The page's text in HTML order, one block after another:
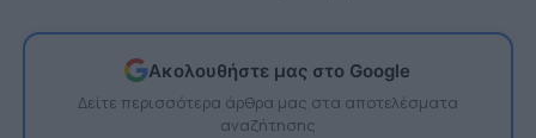
Ακολουθήστε μας στο Google
Δείτε περισσότερα άρθρα μας στα αποτελέσματα
αναζήτησης